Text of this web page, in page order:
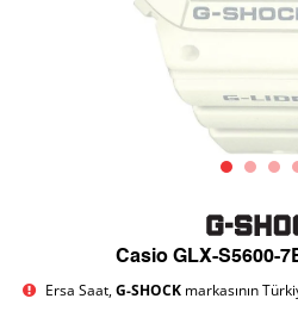
Casio GLX-S5600-
Ersa Saat,G-SHOCK markasının